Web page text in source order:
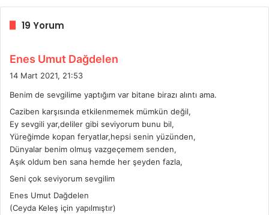
19 Yorum
Enes Umut Dağdelen
i
k
i
:
14 Mart 2021, 21:53
Benim de sevgilime yaptığım var bitane birazı alıntı ama.
Caziben karşısında etkilenmemek mümkün değil,
Ey sevgili yar,deliler gibi seviyorum bunu bil,
Yüreğimde kopan feryatlar,hepsi senin yüzünden,
Dünyalar benim olmuş vazgeçemem senden,
Aşık oldum ben sana hemde her şeyden fazla,
Seni çok seviyorum sevgilim
Enes Umut Dağdelen
(Ceyda Keleş için yapılmıştır)